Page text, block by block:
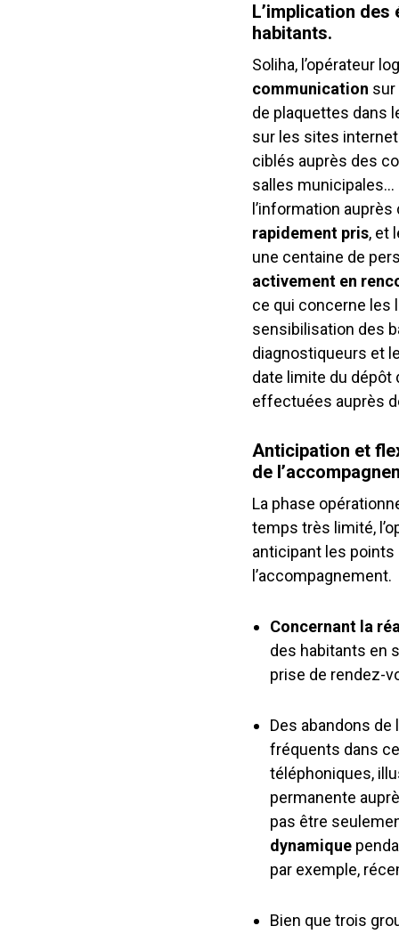
L’implication
habitants.
Soliha, l’opérateur
communication sur
de plaquettes dans
sur les sites
ciblés auprès des
salles
l’information
rapidement pris, et
une centaine de
activement en
ce qui concerne les
sensibilisation des
diagnostiqueurs et
date limite du dépôt
effectuées auprès
Anticipation et
de
La phase
temps très limité,
anticipant les points
l’accompagnement.
Concernant la
des habitants en
prise de rendez-
Des abandons de
fréquents dans
téléphoniques,
permanente
pas être
dynamique
par exemple,
Bien que trois